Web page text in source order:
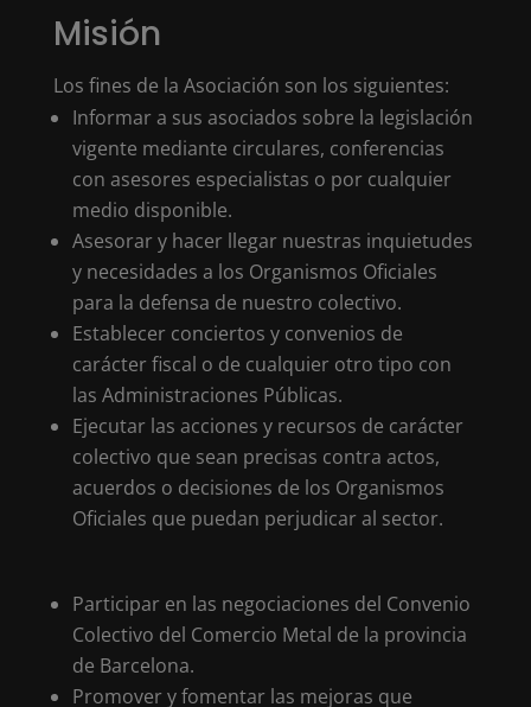
Misión
Los fines de la Asociación son los siguientes:
Informar a sus asociados sobre la legislación
vigente mediante circulares, conferencias
con asesores especialistas o por cualquier
medio disponible.
Asesorar y hacer llegar nuestras inquietudes
y necesidades a los Organismos Oficiales
para la defensa de nuestro colectivo.
Establecer conciertos y convenios de
carácter fiscal o de cualquier otro tipo con
las Administraciones Públicas.
Ejecutar las acciones y recursos de carácter
colectivo que sean precisas contra actos,
acuerdos o decisiones de los Organismos
Oficiales que puedan perjudicar al sector.
Participar en las negociaciones del Convenio
Colectivo del Comercio Metal de la provincia
de Barcelona.
Promover y fomentar las mejoras que